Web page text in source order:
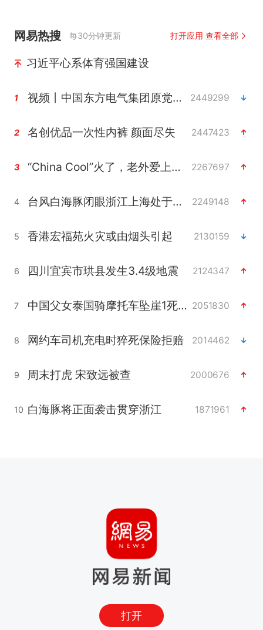
网易热搜 每30分钟更新 打开应用 查看全部
习近平心系体育强国建设
1 视频丨中国东方电气集团原党组副书记、董事宋致远被查 2449299
2 名创优品一次性内裤 颜面尽失 2447423
3 “China Cool”火了，老外爱上中国避暑游 2267697
4 台风白海豚闭眼浙江上海处于危险半圆 2249148
5 香港宏福苑火灾或由烟头引起 2130159
6 四川宜宾市珙县发生3.4级地震 2124347
7 中国父女泰国骑摩托车坠崖1死1伤 2051830
8 网约车司机充电时猝死保险拒赔 2014462
9 周末打虎 宋致远被查 2000676
10 白海豚将正面袭击贯穿浙江 1871961
打开